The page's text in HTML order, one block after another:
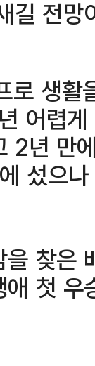
길 전망
생활
어렵
2년 만
섰으
찾은
첫